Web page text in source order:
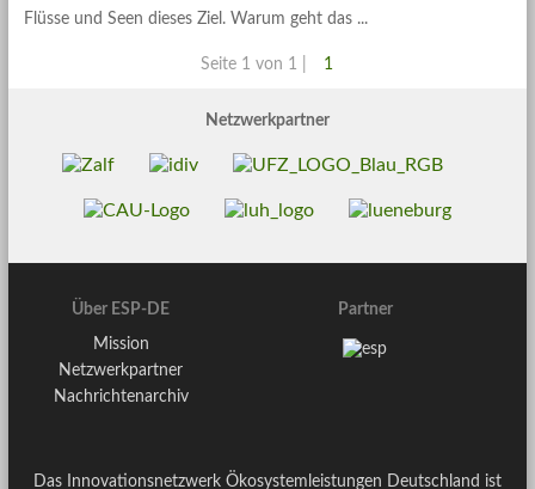
Flüsse und Seen dieses Ziel. Warum geht das
Seite 1 von 1 | 1
Netzwerkpartner
Über ESP-DE
Mission
Netzwerkpartner
Nachrichtenarchiv
Partner
Das Innovationsnetzwerk Ökosystemleistungen Deutschland ist